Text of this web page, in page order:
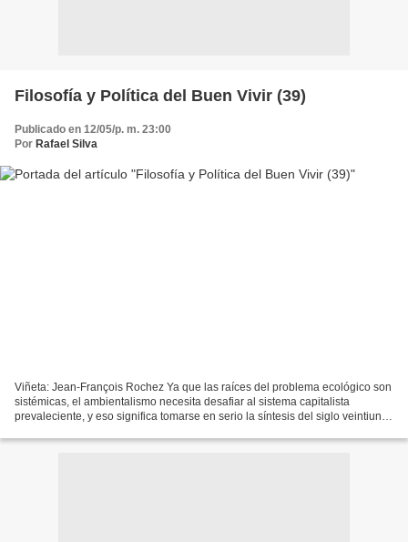
Filosofía y Política del Buen Vivir (39)
Publicado en 12/05/p. m. 23:00
Por Rafael Silva
Viñeta: Jean-François Rochez Ya que las raíces del problema ecológico son
sistémicas, el ambientalismo necesita desafiar al sistema capitalista
prevaleciente, y eso significa tomarse en serio la síntesis del siglo veintiuno